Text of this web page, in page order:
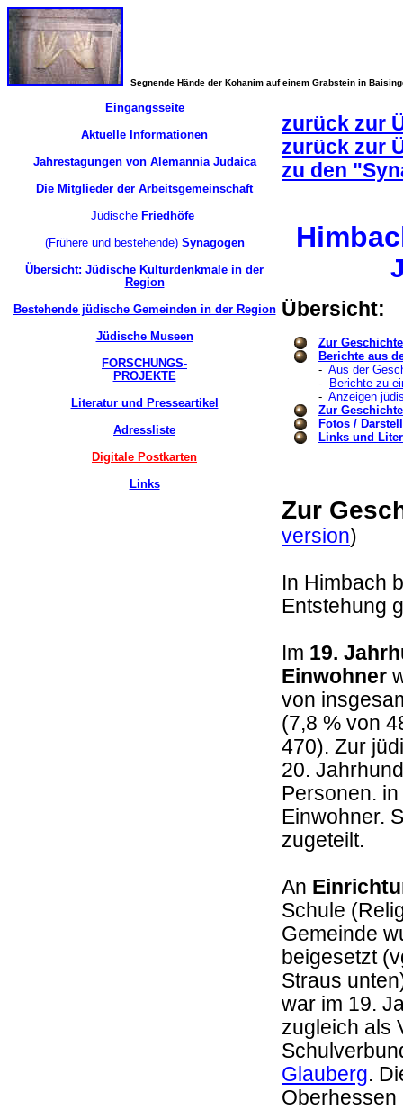
Segnende Hände der Kohanim auf einem Grabstein in
Eingangsseite
Aktuelle Informationen
Jahrestagungen von Alemannia Judaica
Die Mitglieder der Arbeitsgemeinschaft
Jüdische Friedhöfe
(Frühere und bestehende)Synagogen
Übersicht: Jüdische Kulturdenkmale in der
Region
Bestehende jüdische Gemeinden in der Region
Jüdische Museen
FORSCHUNGS-
PROJEKTE
Literatur und Presseartikel
Adressliste
Digitale Postkarten
Links
zurück zur
zurück zur
zu den
Übersicht:
Zur
Berichte aus
- Aus der
-
Berichte zu
- Anzeigen
Zur
Fotos /
Links und
Zur
version
In Himbach
Entstehung
Im 19.
Einwohner
von
(7,8 % von
470). Zur
20.
Personen.
Einwohner.
zugeteilt.
An
Schule
Gemeinde
beigesetzt
Straus
war im 19.
zugleich als
Glauberg.